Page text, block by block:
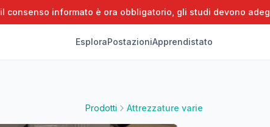
il consenso informato è ora obbligatorio, gli studi devono
EsploraPostazioniApprendistato
Prodotti Attrezzature varie